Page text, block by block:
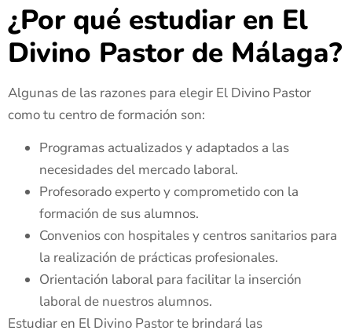
¿Por qué estudiar en El
Divino Pastor de Málaga?
Algunas de las razones para elegir El Divino Pastor
como tu centro de formación son:
Programas actualizados y adaptados a las
necesidades del mercado laboral.
Profesorado experto y comprometido con la
formación de sus alumnos.
Convenios con hospitales y centros sanitarios para
la realización de prácticas profesionales.
Orientación laboral para facilitar la inserción
laboral de nuestros alumnos.
Estudiar en El Divino Pastor te brindará las